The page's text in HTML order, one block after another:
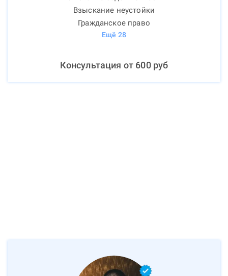
Взыскание неустойки
Гражданское право
Ещё 28
Консультация от 600руб